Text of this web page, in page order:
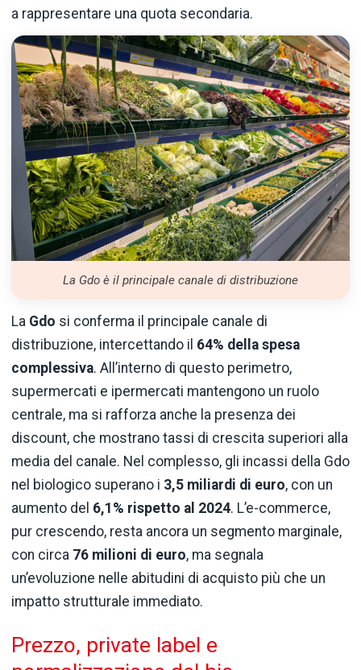
a rappresentare una quota secondaria.
La Gdo è il principale canale di distribuzione
La Gdo si conferma il principale canale di
distribuzione, intercettando il 64% della spesa
complessiva. All’interno di questo perimetro,
supermercati e ipermercati mantengono un ruolo
centrale, ma si rafforza anche la presenza dei
discount, che mostrano tassi di crescita superiori alla
media del canale. Nel complesso, gli incassi della Gdo
nel biologico superano i 3,5 miliardi di euro, con un
aumento del 6,1% rispetto al 2024. L’e-commerce,
pur crescendo, resta ancora un segmento marginale,
con circa 76 milioni di euro, ma segnala
un’evoluzione nelle abitudini di acquisto più che un
impatto strutturale immediato.
Prezzo, private label e